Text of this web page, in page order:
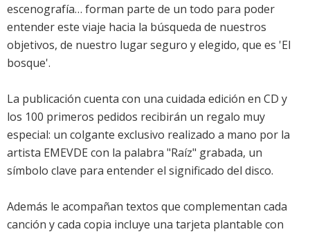
escenografía… forman parte de un todo para poder
entender este viaje hacia la búsqueda de nuestros
objetivos, de nuestro lugar seguro y elegido, que es 'El
bosque'.
La publicación cuenta con una cuidada edición en CD y
los 100 primeros pedidos recibirán un regalo muy
especial: un colgante exclusivo realizado a mano por la
artista EMEVDE con la palabra "Raíz" grabada, un
símbolo clave para entender el significado del disco.
Además le acompañan textos que complementan cada
canción y cada copia incluye una tarjeta plantable con